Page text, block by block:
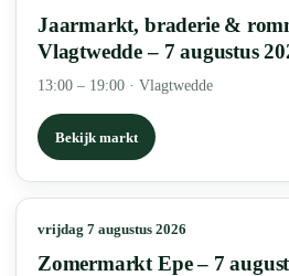
Jaarmarkt, braderie &
Vlagtwedde – 7 augustus
13:00 – 19:00 · Vlagtwedde
Bekijk markt
vrijdag 7 augustus 2026
Zomermarkt Epe – 7